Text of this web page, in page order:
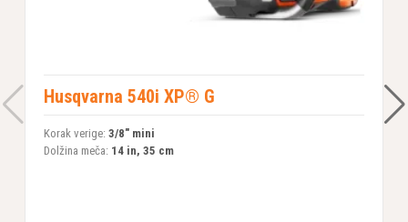
Husqvarna 540i XP® G
Korak verige: 3/8" mini
Dolžina meča: 14 in, 35 cm